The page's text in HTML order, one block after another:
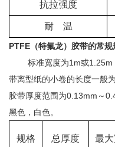
抗拉强度
耐 温
PTFE （特氟龙）胶带的常
标准宽度为1m或1.25m
带离型纸的小卷的长度一般
胶带厚度范围为0.13mm ～
黑色 ，白色。
规格 总 厚度 最